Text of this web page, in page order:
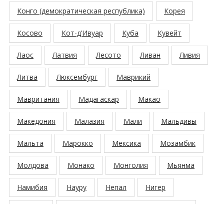
Конго (демократическая республика) Корея
Косово Кот-д’Ивуар Куба Кувейт
Лаос Латвия Лесото Ливан Ливия
Литва Люксембург Маврикий
Мавритания Мадагаскар Макао
Македония Малазия Мали Мальдивы
Мальта Марокко Мексика Мозамбик
Молдова Монако Монголия Мьянма
Намибия Науру Непал Нигер